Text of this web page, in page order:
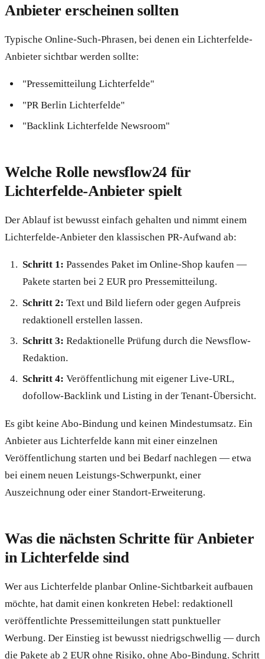
Anbieter erscheinen sollten
Typische Online-Such-Phrasen, bei denen ein Lichterfelde-
Anbieter sichtbar werden sollte:
"Pressemitteilung Lichterfelde"
"PR Berlin Lichterfelde"
"Backlink Lichterfelde Newsroom"
Welche Rolle newsflow24 für
Lichterfelde-Anbieter spielt
Der Ablauf ist bewusst einfach gehalten und nimmt einem
Lichterfelde-Anbieter den klassischen PR-Aufwand ab:
Schritt 1: Passendes Paket im Online-Shop kaufen —
Pakete starten bei 2 EUR pro Pressemitteilung.
Schritt 2: Text und Bild liefern oder gegen Aufpreis
redaktionell erstellen lassen.
Schritt 3: Redaktionelle Prüfung durch die Newsflow-
Redaktion.
Schritt 4: Veröffentlichung mit eigener Live-URL,
dofollow-Backlink und Listing in der Tenant-Übersicht.
Es gibt keine Abo-Bindung und keinen Mindestumsatz. Ein
Anbieter aus Lichterfelde kann mit einer einzelnen
Veröffentlichung starten und bei Bedarf nachlegen — etwa
bei einem neuen Leistungs-Schwerpunkt, einer
Auszeichnung oder einer Standort-Erweiterung.
Was die nächsten Schritte für Anbieter
in Lichterfelde sind
Wer aus Lichterfelde planbar Online-Sichtbarkeit aufbauen
möchte, hat damit einen konkreten Hebel: redaktionell
veröffentlichte Pressemitteilungen statt punktueller
Werbung. Der Einstieg ist bewusst niedrigschwellig — durch
die Pakete ab 2 EUR ohne Risiko, ohne Abo-Bindung. Schritt